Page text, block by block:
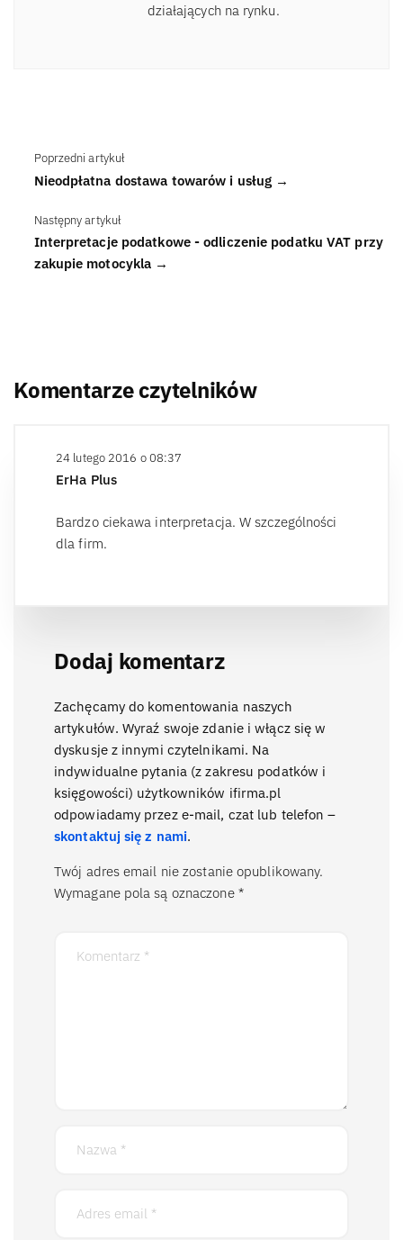
działających na rynku.
Poprzedni artykuł
Nieodpłatna dostawa towarów i usług →
Następny artykuł
Interpretacje podatkowe - odliczenie podatku VAT przy
zakupie motocykla →
Komentarze czytelników
24 lutego 2016 o 08:37
ErHa Plus
Bardzo ciekawa interpretacja. W szczególności
dla firm.
Dodaj komentarz
Zachęcamy do komentowania naszych
artykułów. Wyraź swoje zdanie i włącz się w
dyskusje z innymi czytelnikami. Na
indywidualne pytania (z zakresu podatków i
księgowości) użytkowników ifirma.pl
odpowiadamy przez e-mail, czat lub telefon –
skontaktuj się z nami.
Twój adres email nie zostanie opublikowany.
Wymagane pola są oznaczone *